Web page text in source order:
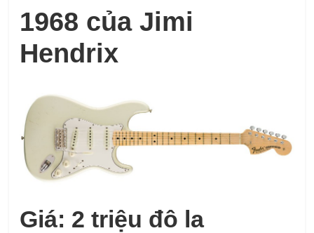
1968 của Jimi
Hendrix
Giá: 2 triệu đô la